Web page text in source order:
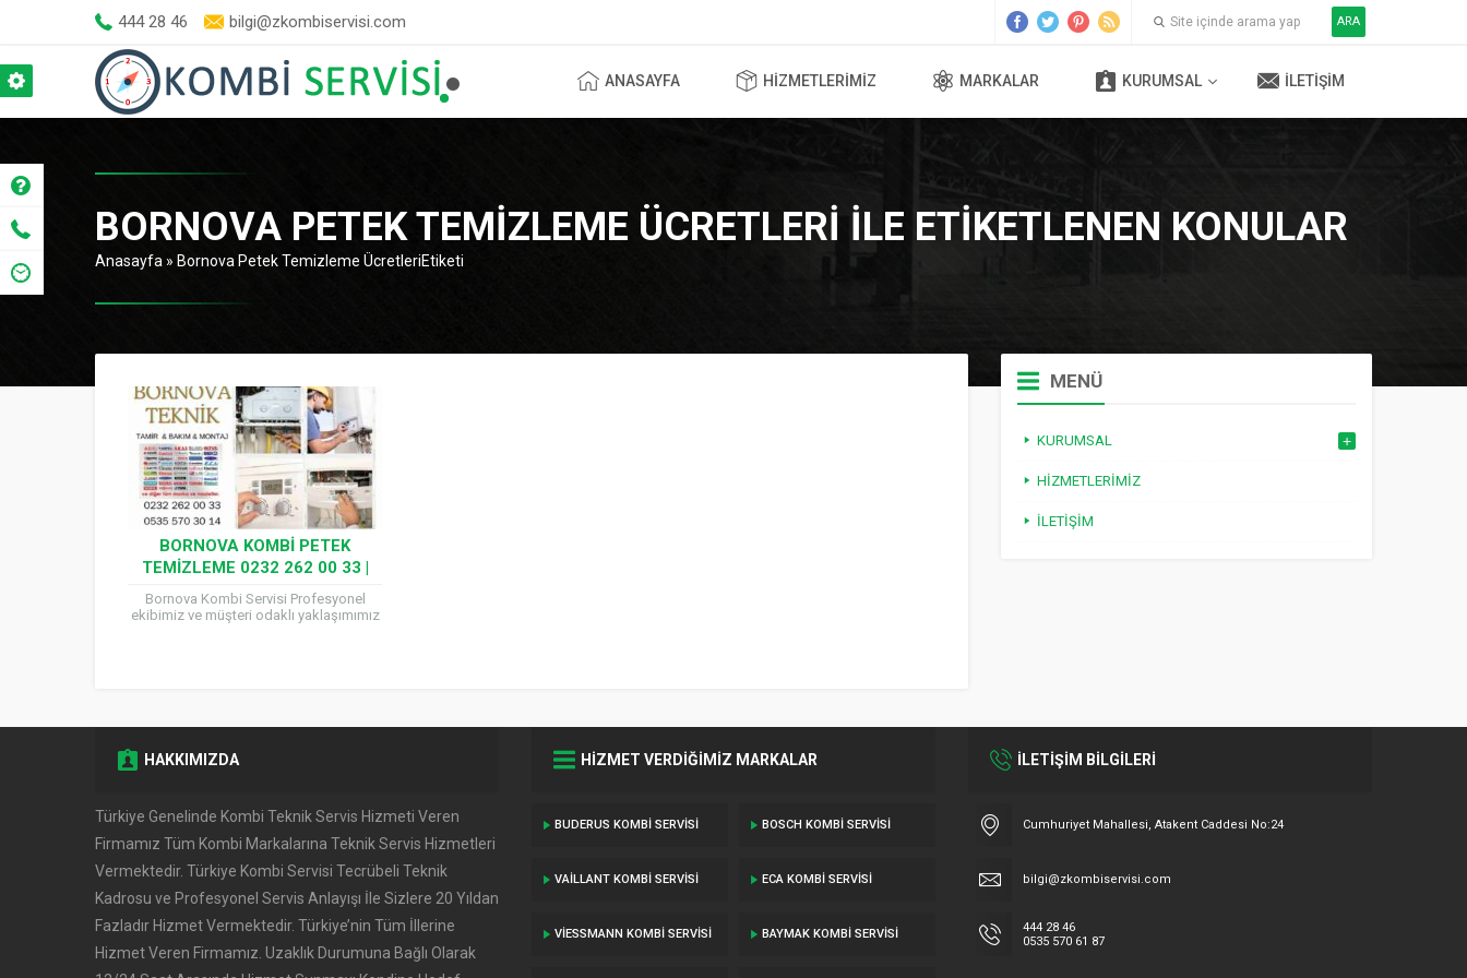
444 28 46 bilgi@zkombiservisi.com ARA
ANASAYFA HIZMETLERIMIZ MARKALAR KURUMSAL İLETIŞIM
BORNOVA PETEK TEMIZLEME ÜCRETLERI ILE ETIKETLENEN KONULAR
Anasayfa » Bornova Petek Temizleme ÜcretleriEtiketi
BORNOVA KOMBI PETEK
TEMIZLEME 0232 262 00 33 |
UZMAN SERVIS USTALARI
Bornova Kombi Servisi Profesyonel
ekibimiz ve müşteri odaklı yaklaşımımız
MENÜ
KURUMSAL
HIZMETLERIMIZ
İLETIŞIM
HAKKIMIZDA
Türkiye Genelinde Kombi Teknik Servis Hizmeti Veren
Firmamız Tüm Kombi Markalarına Teknik Servis Hizmetleri
Vermektedir. Türkiye Kombi Servisi Tecrübeli Teknik
Kadrosu ve Profesyonel Servis Anlayışı İle Sizlere 20 Yıldan
Fazladır Hizmet Vermektedir. Türkiye’nin Tüm İllerine
Hizmet Veren Firmamız. Uzaklık Durumuna Bağlı Olarak
HİZMET VERDİĞİMİZ MARKALAR
BUDERUS KOMBI SERVISI BOSCH KOMBI SERVISI
VAILLANT KOMBI SERVISI ECA KOMBI SERVISI
VIESSMANN KOMBI SERVISI BAYMAK KOMBI SERVISI
İLETİŞİM BİLGİLERİ
Cumhuriyet Mahallesi, Atakent Caddesi No:24
bilgi@zkombiservisi.com
444 28 46
0535 570 61 87